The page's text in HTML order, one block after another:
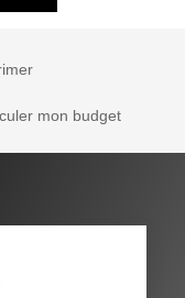
mon budget